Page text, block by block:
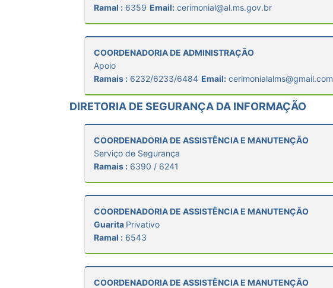
Ramal : 6359 Email: cerimonial@al.ms.gov.br
COORDENADORIA DE ADMINISTRAÇÃO
Apoio
Ramais : 6232/6233/6484 Email: cerimonialalms@gmail.com
DIRETORIA DE SEGURANÇA DA INFORMAÇÃO
COORDENADORIA DE ASSISTÊNCIA E MANUTENÇÃO
Serviço de Segurança
Ramais : 6390 / 6241
COORDENADORIA DE ASSISTÊNCIA E MANUTENÇÃO
Guarita Privativo
Ramal : 6543
COORDENADORIA DE ASSISTÊNCIA E MANUTENÇÃO